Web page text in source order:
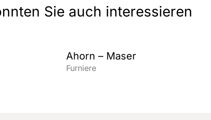
Sie auch interessieren
Ahorn – Maser
Furniere